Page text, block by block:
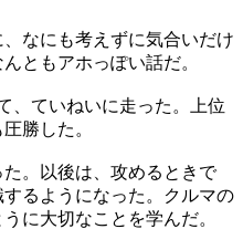
なにも考えずに気合いだけ
ともアホっぽい話だ。
、ていねいに走った。上位
勝した。
。以後は、攻めるときで
るようになった。クルマの
に大切なことを学んだ。